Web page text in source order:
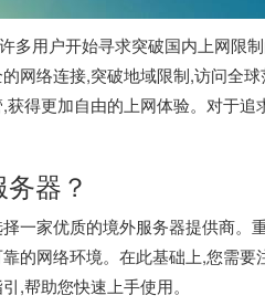
多用户开始寻求突破国内上网限
网络连接,突破地域限制,访问全
得更加自由的上网体验。对于
器？
一家优质的境外服务器提供商。
的网络环境。在此基础上,您需
,帮助您快速上手使用。